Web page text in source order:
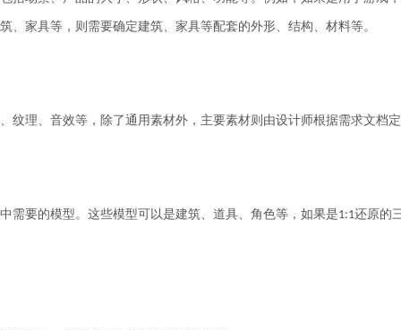
、 家具等 ， 则 需要确定建筑、 家具等配套的外形、结构、材料等。
纹理、音效等 ， 除了通用素材外，主要素材则由设计师根据需求文档
需要的模型。这些模型可以是建筑、道具、角色等 ， 如果是1:1还原的